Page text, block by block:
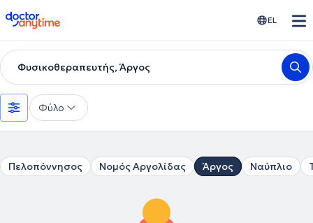
doctoranytime EL
Φυσικοθεραπευτής, Άργος
Φύλο
Πελοπόννησος Νομός Αργολίδας Άργος Ναύπλιο